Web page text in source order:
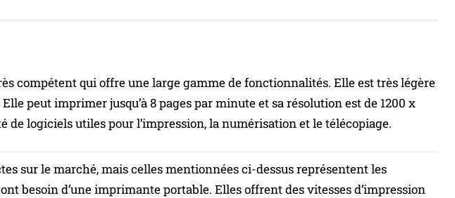
compétent qui offre une large gamme de fonctionnalités. Elle est très légère
peut imprimer jusqu’à 8 pages par minute et sa résolution est de 1200 x
de logiciels utiles pour l’impression, la numérisation et le télécopiage.
sur le marché, mais celles mentionnées ci-dessus représentent les
besoin d’une imprimante portable. Elles offrent des vitesses d’impression